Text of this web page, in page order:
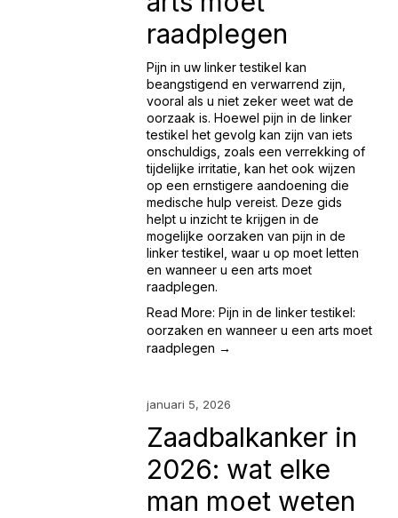
raadplegen
Pijn in uw linker testikel kan
beangstigend en verwarrend zijn,
vooral als u niet zeker weet wat de
oorzaak is. Hoewel pijn in de linker
testikel het gevolg kan zijn van iets
onschuldigs, zoals een verrekking of
tijdelijke irritatie, kan het ook wijzen
op een ernstigere aandoening die
medische hulp vereist. Deze gids
helpt u inzicht te krijgen in de
mogelijke oorzaken van pijn in de
linker testikel, waar u op moet letten
en wanneer u een arts moet
raadplegen.
Read More: Pijn in de linker testikel:
oorzaken en wanneer u een arts moet
raadplegen →
januari 5, 2026
Zaadbalkanker in
2026: wat elke
man moet weten